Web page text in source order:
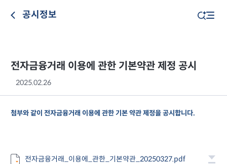
공시정보
전자금융거래 이용에 관한 기본약관 제정 공시
2025.02.26
첨부와 같이 전자금융거래 이용에 관한 기본 약관 제정을 공시합니다.
전자금융거래_이용에_관한_기본약관_20250327.pdf